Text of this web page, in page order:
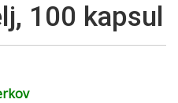
100 kapsul